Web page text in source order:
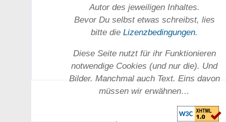
Autor des jeweiligen In­haltes.
Bevor Du selbst etwas schreibst, lies
bitte dieLizenz­bedingungen.
Diese Seite nutzt für ihr Funktionieren
notwendige Cookies (und nur die). Und
Bilder. Manchmal auch Text. Eins davon
müssen wir erwähnen…